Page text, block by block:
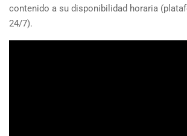
contenido a su disponibilidad horaria
24/7).